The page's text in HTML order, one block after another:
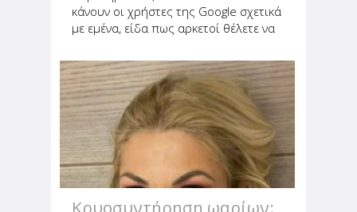
κάνουν οι χρήστες της Google σχετικά
με εμένα, είδα πως αρκετοί θέλετε να
υπάρχει πουθενά. Επειδή τη
Βικιπαίδεια δεν ξέρω να τη χειριστώ...
Κρυοσυντήρηση ωαρίων: